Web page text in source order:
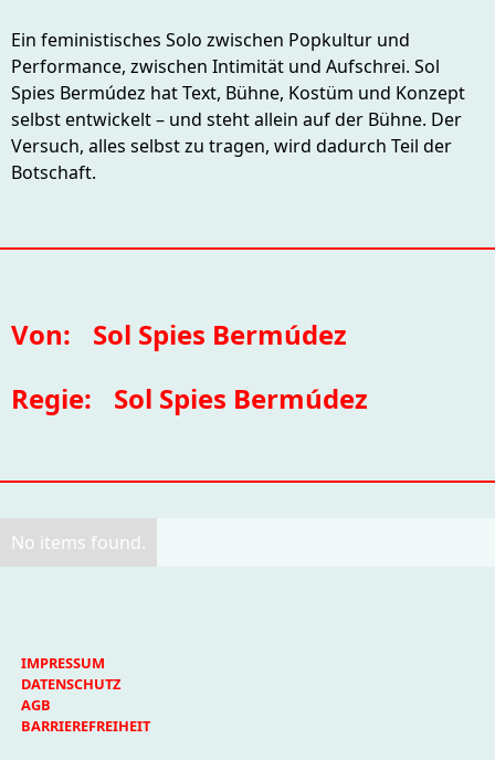
Ein feministisches Solo zwischen Popkultur und
Performance, zwischen Intimität und Aufschrei. Sol
Spies Bermúdez hat Text, Bühne, Kostüm und Konzept
selbst entwickelt – und steht allein auf der Bühne. Der
Versuch, alles selbst zu tragen, wird dadurch Teil der
Botschaft.
Von:
Sol Spies Bermúdez
Regie:
Sol Spies Bermúdez
No items found.
IMPRESSUM
DATENSCHUTZ
AGB
BARRIEREFREIHEIT